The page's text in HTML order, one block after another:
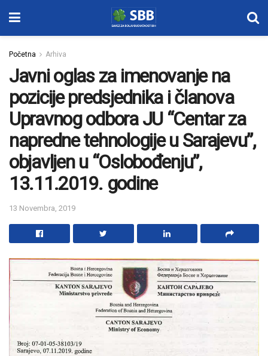
Početna Arhiva
Javni oglas za imenovanje na
pozicije predsjednika i članova
Upravnog odbora JU “Centar za
napredne tehnologije u Sarajevu”,
objavljen u “Oslobođenju”,
13.11.2019. godine
13 Novembra, 2019